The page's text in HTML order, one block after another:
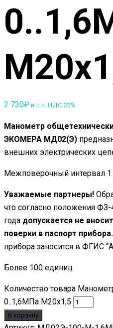
2 730₽ в т.ч. НДС 22%
Манометр
ЭКОМЕРА МД02(Э)
внешних электрических
Межповерочный интервал 1
Уважаемые партнеры!
что согласно положения ФЗ-
года допускается не
поверки в паспорт прибора.
прибора заносится в ФГИС
Более 100 единиц
Количество товара
0..1,6МПа М20х1,5
В корзину